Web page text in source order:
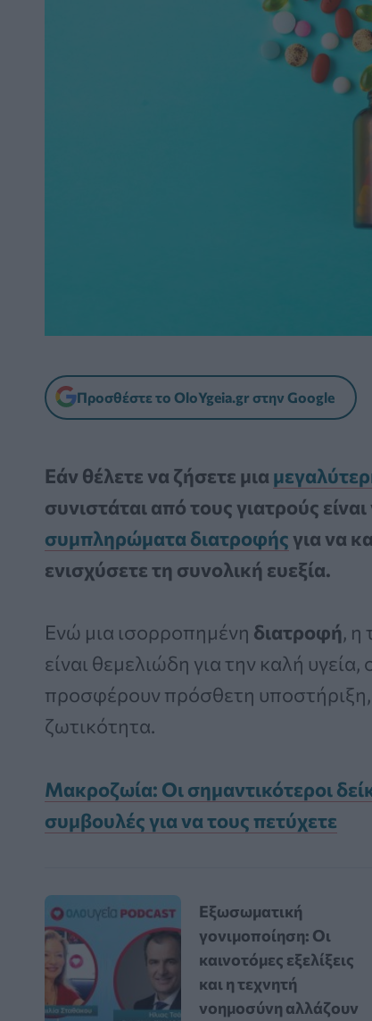
Προσθέστε το OloYgeia.gr στην Google
Εάν θέλετε να ζήσετε μια
συνιστάται από τους γιατρούς
συμπληρώματα διατροφήςγια να
ενισχύσετε τη συνολική ευεξία.
Ενώ μια ισορροπημένη διατροφή, η
είναι θεμελιώδη για την καλή
προσφέρουν πρόσθετη υποστήριξη,
ζωτικότητα.
Μακροζωία: Οι σημαντικότεροι
συμβουλές για να τους πετύχετε
Εξωσωματική
γονιμοποίηση: Οι
καινοτόμες εξελίξεις
και η τεχνητή
νοημοσύνη αλλάζουν